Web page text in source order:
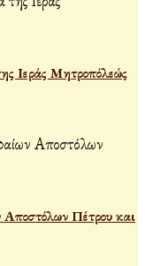
Ιεράς Μητροπόλεώς
Πέτρου και